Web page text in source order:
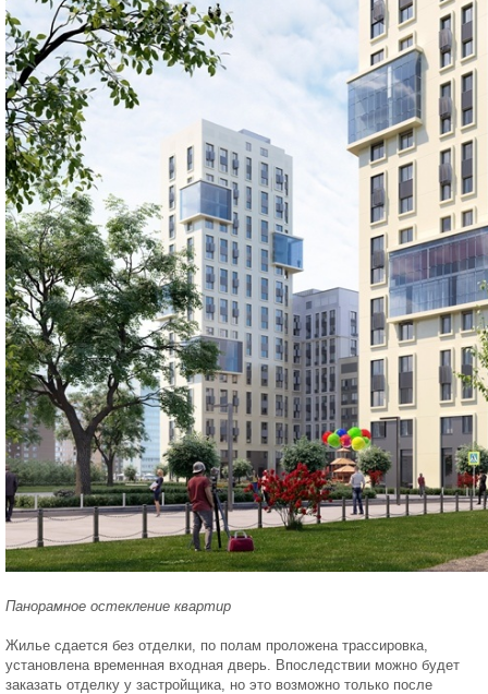
Панорамное остекление квартир
Жилье сдается без отделки, по полам проложена трассировка,
установлена временная входная дверь. Впоследствии можно будет
заказать отделку у застройщика, но это возможно только после